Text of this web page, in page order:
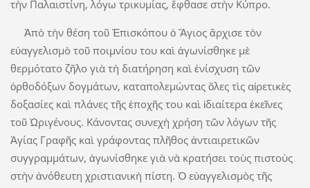
τὴν Παλαιστίνη, λόγω τρικυμίας, ἔφθασε στὴν Κύπρο.
Ἀπὸ τὴν θέση τοῦ Ἐπισκόπου ὁ Ἅγιος ἄρχισε τὸν
εὐαγγελισμὸ τοῦ ποιμνίου του καὶ ἀγωνίσθηκε μὲ
θερμότατο ζῆλο γιὰ τὴ διατήρηση καὶ ἐνίσχυση τῶν
ὀρθοδόξων δογμάτων, καταπολεμώντας ὅλες τὶς αἱρετικὲς
δοξασίες καὶ πλάνες τῆς ἐποχῆς του καὶ ἰδιαίτερα ἐκεῖνες
τοῦ Ὠριγένους. Κάνοντας συνεχὴ χρήση τῶν λόγων τῆς
Ἁγίας Γραφῆς καὶ γράφοντας πλῆθος ἀντιαιρετικῶν
συγγραμμάτων, ἀγωνίσθηκε γιὰ νὰ κρατήσει τοὺς πιστοὺς
στὴν ἀνόθευτη χριστιανικὴ πίστη. Ὁ εὐαγγελισμὸς τῆς